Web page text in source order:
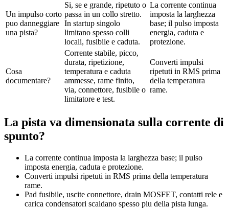
Un impulso corto
puo danneggiare
una pista?
Si, se e grande, ripetuto o
passa in un collo stretto.
In startup singolo
limitano spesso colli
locali, fusibile e caduta.
La corrente continua
imposta la larghezza
base; il pulso imposta
energia, caduta e
protezione.
Cosa
documentare?
Corrente stabile, picco,
durata, ripetizione,
temperatura e caduta
ammesse, rame finito,
via, connettore, fusibile o
limitatore e test.
Converti impulsi
ripetuti in RMS prima
della temperatura
rame.
La pista va dimensionata sulla corrente di
spunto?
La corrente continua imposta la larghezza base; il pulso
imposta energia, caduta e protezione.
Converti impulsi ripetuti in RMS prima della temperatura
rame.
Pad fusibile, uscite connettore, drain MOSFET, contatti rele e
carica condensatori scaldano spesso piu della pista lunga.